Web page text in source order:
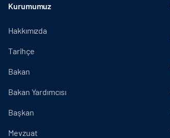
Kurumumuz
Hakkımızda
Tarihçe
Bakan
Bakan Yardımcısı
Başkan
Mevzuat